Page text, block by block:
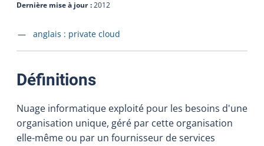
Dernière mise à jour 2012
Accéder à la fiche en
anglais : private cloud
Définitions:
Nuage informatique exploité pour les besoins d'une
organisation unique, géré par cette organisation
elle-même ou par un fournisseur de services